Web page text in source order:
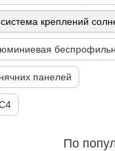
панелей
По